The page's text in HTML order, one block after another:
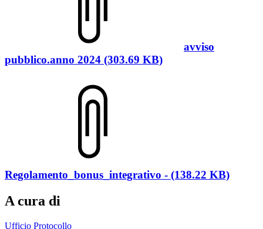
avviso
pubblico.anno 2024 (303.69 KB)
Regolamento_bonus_integrativo - (138.22 KB)
A cura di
Ufficio Protocollo